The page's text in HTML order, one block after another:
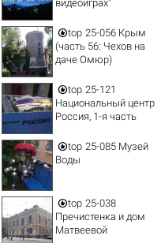
видеоиграх"
top 25-056 Крым
(часть 56: Чехов на
даче Омюр)
top 25-121
Национальный центр
Россия, 1-я часть
top 25-085 Музей
Воды
top 25-038
Пречистенка и дом
Матвеевой